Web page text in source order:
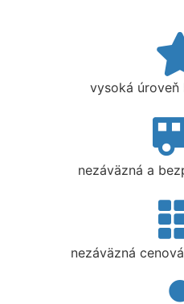
vysoká
nezáväzná a
nezáväzná